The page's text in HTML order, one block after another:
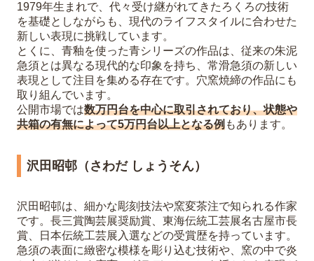
1979年生まれで、代々受け継がれてきたろくろの技術
を基礎としながらも、現代のライフスタイルに合わせた
新しい表現に挑戦しています。
とくに、青釉を使った青シリーズの作品は、従来の朱泥
急須とは異なる現代的な印象を持ち、常滑急須の新しい
表現として注目を集める存在です。穴窯焼締の作品にも
取り組んでいます。
公開市場では数万円台を中心に取引されており、状態や
共箱の有無によって5万円台以上となる例もあります。
沢田昭邨（さわだ しょうそん）
沢田昭邨は、細かな彫刻技法や窯変茶注で知られる作家
です。長三賞陶芸展奨励賞、東海伝統工芸展名古屋市長
賞、日本伝統工芸展入選などの受賞歴を持っています。
急須の表面に緻密な模様を彫り込む技術や、窯の中で炎